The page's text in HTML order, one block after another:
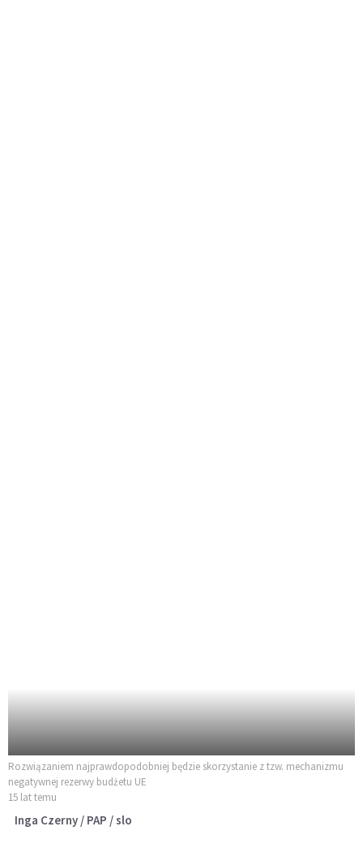
Rozwiązaniem najprawdopodobniej będzie skorzystanie z tzw. mechanizmu
negatywnej rezerwy budżetu UE
15 lat temu
Inga Czerny / PAP / slo